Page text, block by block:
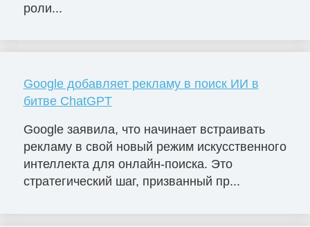
роли...
Google добавляет рекламу в поиск ИИ в
битве ChatGPT
Google заявила, что начинает встраивать
рекламу в свой новый режим искусственного
интеллекта для онлайн-поиска. Это
стратегический шаг, призванный пр...